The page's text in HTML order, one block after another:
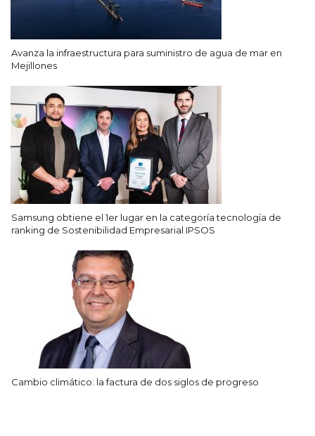
Avanza la infraestructura para suministro de agua de mar en
Mejillones
Samsung obtiene el 1er lugar en la categoría tecnología de
ranking de Sostenibilidad Empresarial IPSOS
Cambio climático: la factura de dos siglos de progreso